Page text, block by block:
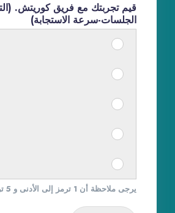
قيم تجربتك مع فريق كوريتش.
الجلسات-سرعة الاستجابة)
I
t
e
m
#
1
I
t
e
m
#
1
2
I
t
e
m
#
1
3
I
t
e
m
#
I
t
يرجى ملاحظة أن 1 ترمز إلى الأدنى و 5 ترمز إلى الأعلى